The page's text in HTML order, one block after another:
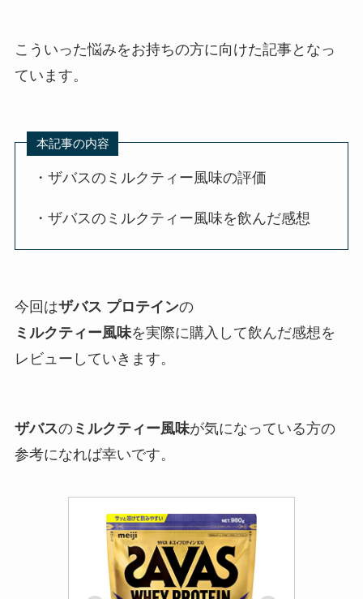
こういった悩みをお持ちの方に向けた記事となっ
ています。
本記事の内容
・ザバスのミルクティー風味の評価
・ザバスのミルクティー風味を飲んだ感想
今回はザバス プロテインの
ミルクティー風味を実際に購入して飲んだ感想を
レビューしていきます。
ザバスのミルクティー風味が気になっている方の
参考になれば幸いです。